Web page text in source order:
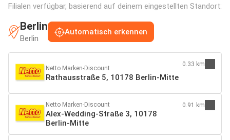
Filialen verfügbar, basierend auf deinem eingestellten Standort:
Berlin
Berlin
Automatisch erkennen
Netto Marken-Discount
Rathausstraße 5, 10178 Berlin-Mitte
0.33 km
Netto Marken-Discount
Alex-Wedding-Straße 3, 10178
Berlin-Mitte
0.91 km